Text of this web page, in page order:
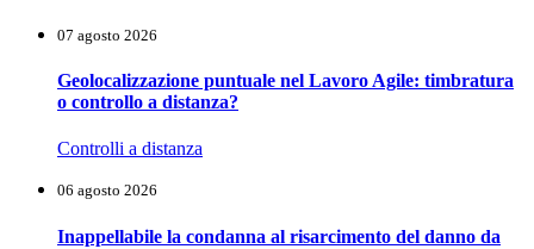
07 agosto 2026
Geolocalizzazione puntuale nel Lavoro Agile: timbratura
o controllo a distanza?
Controlli a distanza
06 agosto 2026
Inappellabile la condanna al risarcimento del danno da